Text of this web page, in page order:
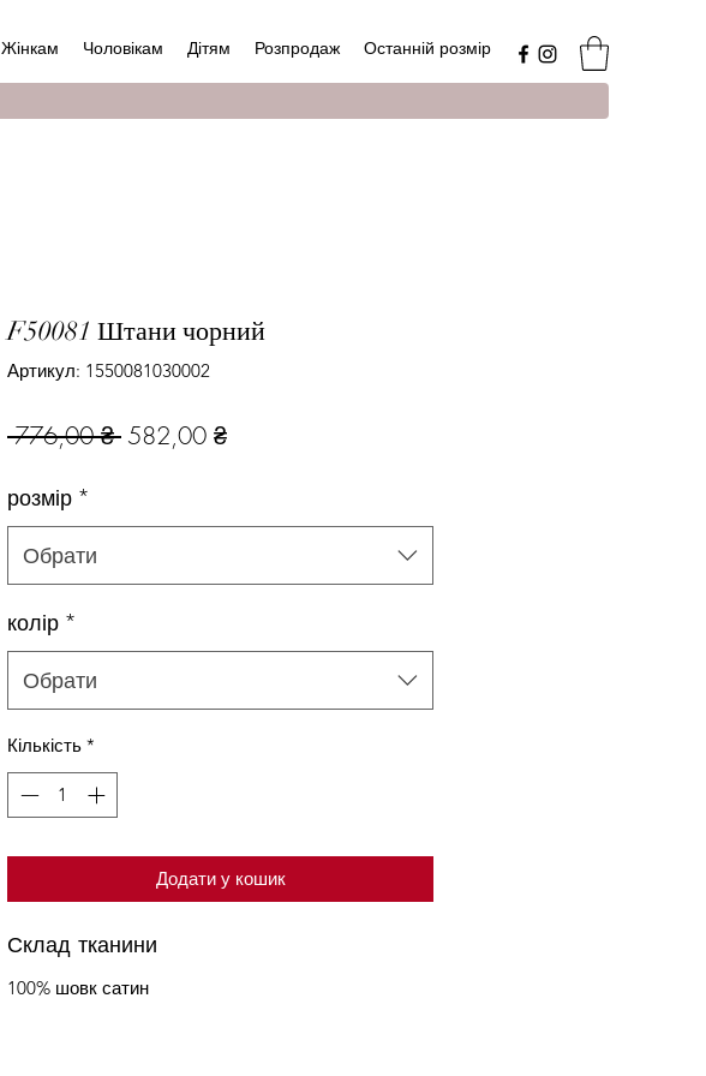
Жінкам Чоловікам Дітям Розпродаж Останній розмір
F50081 Штани чорний
Артикул: 1550081030002
776,00 ₴ Звичайна
582,00 ₴За
розмір *
Обрати
колір *
Обрати
Кількість *
Додати у кошик
Склад тканини
100% шовк сатин